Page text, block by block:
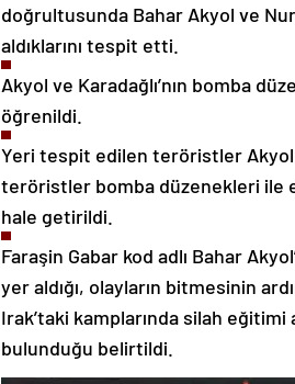
doğrultusunda Bahar Akyol ve
aldıklarını tespit etti.
Akyol ve Karadağlı’nın bomba
öğrenildi.
Yeri tespit edilen teröristler Akyol
teröristler bomba düzenekleri ile el
hale getirildi.
Faraşin Gabar kod adlı Bahar
yer aldığı, olayların bitmesinin
Irak’taki kamplarında silah eğitimi
bulunduğu belirtildi.